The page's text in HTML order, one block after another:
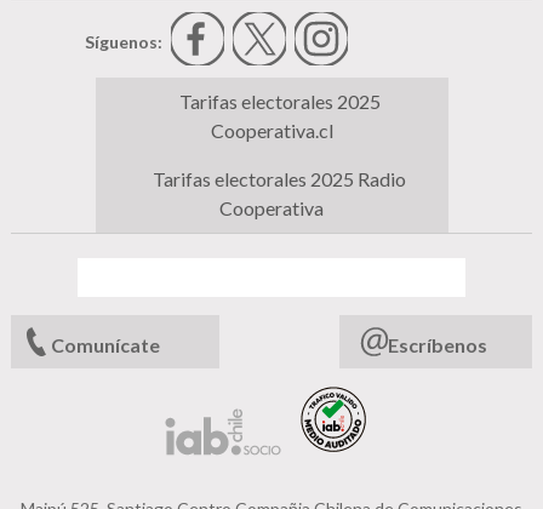
Síguenos:
Tarifas electorales 2025
Cooperativa.cl
Tarifas electorales 2025 Radio
Cooperativa
Comunícate Escríbenos